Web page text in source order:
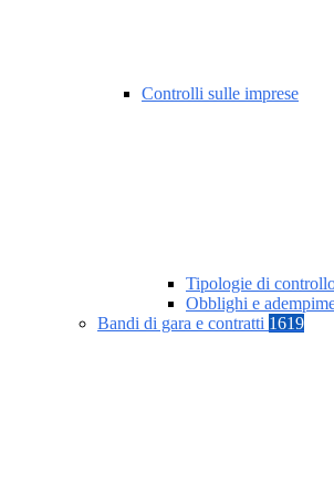
Controlli sulle imprese
Tipologie di
Obblighi e
Bandi di gara e contratti 1619